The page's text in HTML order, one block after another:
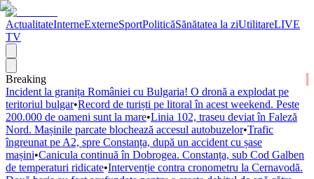
ActualitateInterneExterneSportPoliticăSănătatea la ziUtilitareLIVE
TV
Breaking
Incident la granița României cu Bulgaria! O dronă a explodat pe
teritoriul bulgar•Record de turiști pe litoral în acest weekend. Peste
200.000 de oameni sunt la mare•Linia 102, traseu deviat în Faleză
Nord. Mașinile parcate blochează accesul autobuzelor•Trafic
îngreunat pe A2, spre Constanța, după un accident cu șase
mașini•Canicula continuă în Dobrogea. Constanța, sub Cod Galben
de temperaturi ridicate•Intervenție contra cronometru la Cernavodă.